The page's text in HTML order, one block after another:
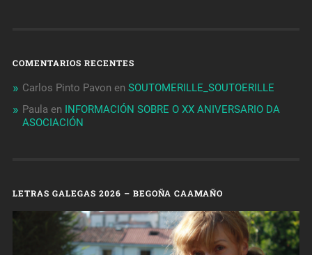
COMENTARIOS RECENTES
Carlos Pinto Pavon en SOUTOMERILLE_SOUTOERILLE
Paula en INFORMACIÓN SOBRE O XX ANIVERSARIO DA
ASOCIACIÓN
LETRAS GALEGAS 2026 – BEGOÑA CAAMAÑO